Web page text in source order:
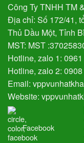
Công Ty TNHH TM
Địa chỉ: Số 172/41,
Thủ Dầu Một, Tỉnh
MST: MST
Hotline, zalo 1:
Hotline, zalo 2:
Email:
Website:
Facebook